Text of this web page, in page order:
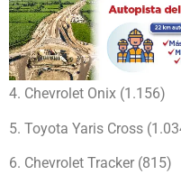
4. Chevrolet Onix (1.156)
5. Toyota Yaris Cross
6. Chevrolet Tracker (815)